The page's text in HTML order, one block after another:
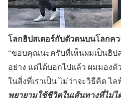
โลกฮิปสเตอร์กับตัวตนบนโลกค
“ขอบคุณนะครับที่เห็นผมเป็นฮิป
อย่าง แต่ได้บอกไปแล้ว ผมมองตั
ในสิ่งที่เราเป็น ไม่ว่าจะวิธีคิด ไ
พยายามใช้ชีวิตในเส้นทางที่ไม่